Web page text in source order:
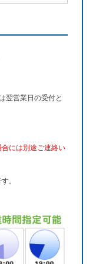
翌営業日の受付と
には別途ご連絡い
。